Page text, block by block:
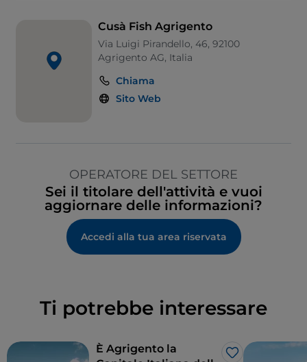
Cusà Fish Agrigento
Via Luigi Pirandello, 46, 92100
Agrigento AG, Italia
Chiama
Sito Web
OPERATORE DEL SETTORE
Sei il titolare dell'attività e vuoi
aggiornare delle informazioni?
Accedi alla tua area riservata
Ti potrebbe interessare
Like
È Agrigento la